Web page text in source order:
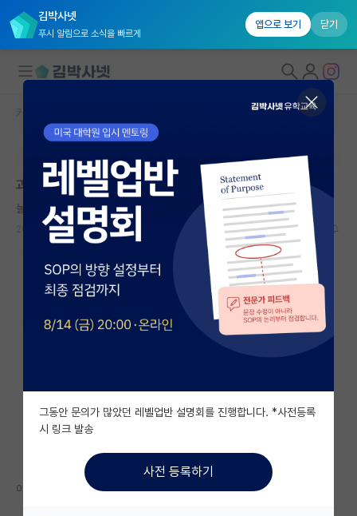
김박사넷
푸시 알림으로 소식을 빠르게
앱으로 보기 닫기
대학원생 모집
국내대학원 정보
연구실&오픈랩
커뮤니티
커뮤니티 홈
전체글보기
베스트 게시판
자유 게시판(아무개랩)
미국 유학 게시판
미국 대학원 합격 후기 게시판
대학원생 모집 게시판
커뮤니티 홈
본문이 수정되지 않는 박제글입니다.
과학기술의전원에 대하여
놀란 에이다 러브레이스
2023.04.20 2 3635
아래 이야기가 나와서 댓글로 달았는데 본글이 나을 것 같아 붙입니다.
그동안 문의가 많았던 레벨업반 설명회를 진행합니다. *사전등록
시 링크 발송
사전 등록하기